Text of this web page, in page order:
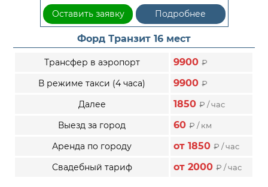
Оставить заявку Подробнее
Форд Транзит 16 мест
Трансфер в аэропорт 9900₽
В режиме такси (4 часа) 9900₽
Далее 1850₽ / час
Выезд за город 60₽ / км
Аренда по городу от 1850₽ / час
Свадебный тариф от 2000₽ / час